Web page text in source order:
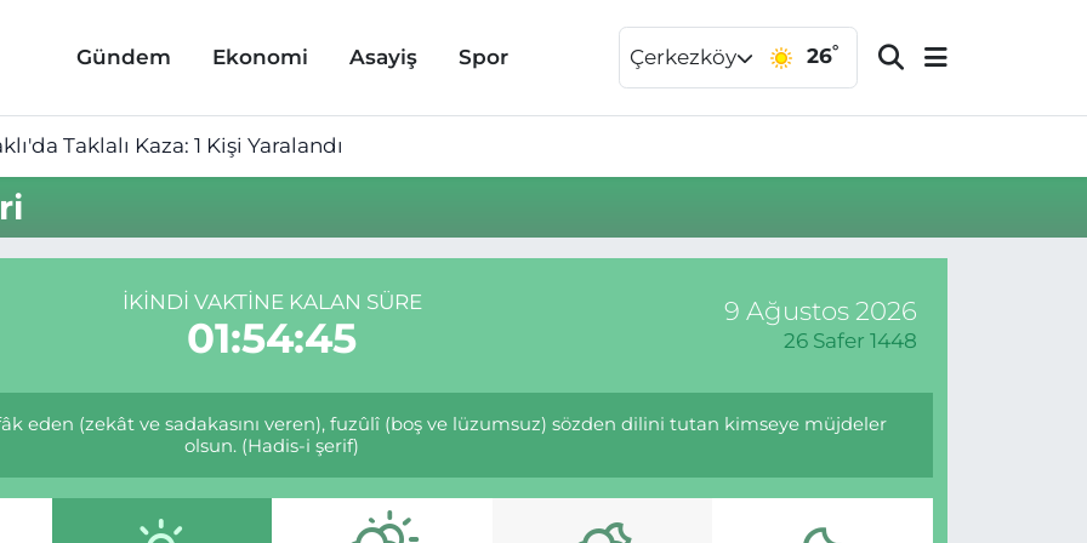
Gündem Ekonomi Asayiş Spor Çerkezköy 26°
Taklalı Kaza: 1 Kişi Yaralandı
İKINDI VAKTINE KALAN SÜRE
01:54:44
9 Ağustos 2026
26 Safer 1448
eden (zekât ve sadakasını veren), fuzûlî (boş ve lüzumsuz) sözden dilini tutan kimseye müjdeler
olsun. (Hadis-i şerif)